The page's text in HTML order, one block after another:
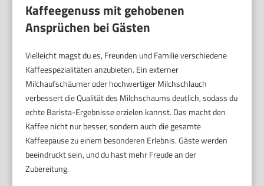
Kaffeegenuss mit gehobenen
Ansprüchen bei Gästen
Vielleicht magst du es, Freunden und Familie verschiedene
Kaffeespezialitäten anzubieten. Ein externer
Milchaufschäumer oder hochwertiger Milchschlauch
verbessert die Qualität des Milchschaums deutlich, sodass du
echte Barista-Ergebnisse erzielen kannst. Das macht den
Kaffee nicht nur besser, sondern auch die gesamte
Kaffeepause zu einem besonderen Erlebnis. Gäste werden
beeindruckt sein, und du hast mehr Freude an der
Zubereitung.